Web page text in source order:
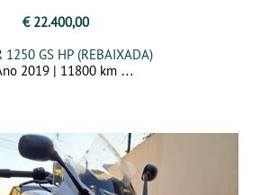
€ 22.400,00
1250 GS HP (REBAIXADA)
2019 | 11800 km